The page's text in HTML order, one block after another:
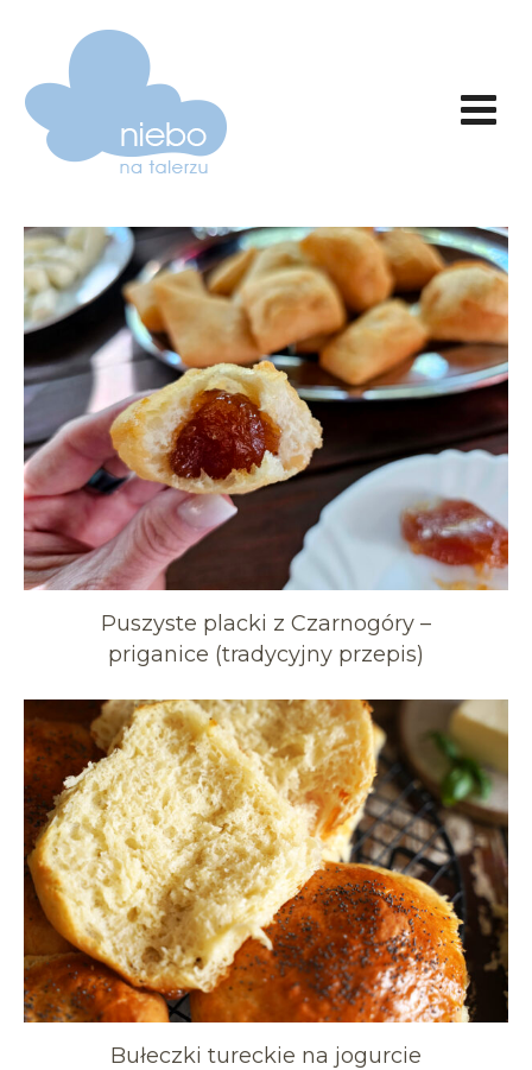
Puszyste placki z Czarnogóry –
priganice (tradycyjny przepis)
Bułeczki tureckie na jogurcie